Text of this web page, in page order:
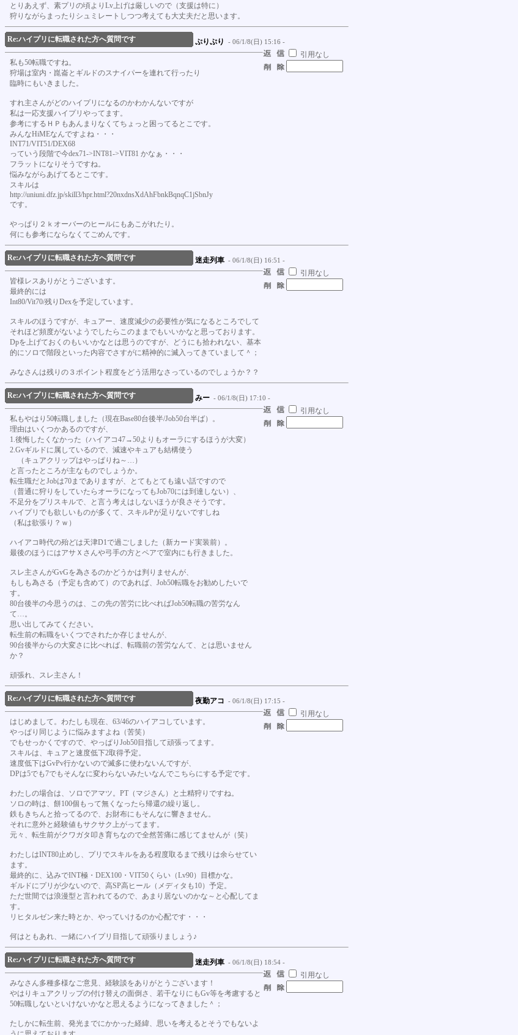
とりあえず、素プリの頃よりLv上げは厳しいので（支援は特に）
狩りながらまったりシュミレートしつつ考えても大丈夫だと思います。
Re:ハイプリに転職された方へ質問です ぷりぷり - 06/1/8(日) 15:16 -
引用なし
私も50転職ですね。
狩場は室内・崑崙とギルドのスナイパーを連れて行ったり
臨時にもいきました。
すれ主さんがどのハイプリになるのかわかんないですが
私は一応支援ハイプリやってます。
参考にするＨＰもあんまりなくてちょっと困ってるとこです。
みんなHiMEなんですよね・・・
INT71/VIT51/DEX68
っていう段階で今dex71->INT81->VIT81 かなぁ・・・
フラットになりそうですね。
悩みながらあげてるとこです。
スキルは
http://uniuni.dfz.jp/skill3/hpr.html?20nxdnsXdAhFbnkBqnqC1jSbnJy
です。
やっぱり２ｋオーバーのヒールにもあこがれたり。
何にも参考にならなくてごめんです。
Re:ハイプリに転職された方へ質問です 迷走列車 - 06/1/8(日) 16:51 -
引用なし
皆様レスありがとうございます。
最終的には
Int80/Vit70/残りDexを予定しています。
スキルのほうですが、キュアー、速度減少の必要性が気になるところでして
それほど頻度がないようでしたらこのままでもいいかなと思っております。
Dpを上げておくのもいいかなとは思うのですが、どうにも拾われない、基本
的にソロで階段といった内容でさすがに精神的に滅入ってきていまして＾；
みなさんは残りの３ポイント程度をどう活用なさっているのでしょうか？？
Re:ハイプリに転職された方へ質問です みー - 06/1/8(日) 17:10 -
引用なし
私もやはり50転職しました（現在Base80台後半/Job50台半ば）。
理由はいくつかあるのですが、
1.後悔したくなかった（ハイアコ47→50よりもオーラにするほうが大変）
2.Gvギルドに属しているので、減速やキュアも結構使う
（キュアクリップはやっぱりね～…）
と言ったところが主なものでしょうか。
転生職だとJobは70までありますが、とてもとても遠い話ですので
（普通に狩りをしていたらオーラになってもJob70には到達しない）、
不足分をプリスキルで、と言う考えはしないほうが良さそうです。
ハイプリでも欲しいものが多くて、スキルPが足りないですしね
（私は欲張り？ｗ）
ハイアコ時代の殆どは天津D1で過ごしました（新カード実装前）。
最後のほうにはアサＸさんや弓手の方とペアで室内にも行きました。
スレ主さんがGvGを為さるのかどうかは判りませんが、
もしも為さる（予定も含めて）のであれば、Job50転職をお勧めしたいで
す。
80台後半の今思うのは、この先の苦労に比べればJob50転職の苦労なん
て…。
思い出してみてください。
転生前の転職をいくつでされたか存じませんが、
90台後半からの大変さに比べれば、転職前の苦労なんて、とは思いません
か？
頑張れ、スレ主さん！
Re:ハイプリに転職された方へ質問です 夜勤アコ - 06/1/8(日) 17:15 -
引用なし
はじめまして。わたしも現在、63/46のハイアコしています。
やっぱり同じように悩みますよね（苦笑）
でもせっかくですので、やっぱりJob50目指して頑張ってます。
スキルは、キュアと速度低下2取得予定。
速度低下はGvPv行かないので滅多に使わないんですが、
DPは5でも7でもそんなに変わらないみたいなんでこちらにする予定です。
わたしの場合は、ソロでアマツ。PT（マジさん）と土精狩りですね。
ソロの時は、餅100個もって無くなったら帰還の繰り返し。
鉄もきちんと拾ってるので、お財布にもそんなに響きません。
それに意外と経験値もサクサク上がってます。
元々、転生前がクワガタ叩き育ちなので全然苦痛に感じてませんが（笑）
わたしはINT80止めし、プリでスキルをある程度取るまで残りは余らせてい
ます。
最終的に、込みでINT極・DEX100・VIT50くらい（Lv90）目標かな。
ギルドにプリが少ないので、高SP高ヒール（メディタも10）予定。
ただ世間では浪漫型と言われてるので、あまり居ないのかな～と心配してま
す。
リヒタルゼン来た時とか、やっていけるのか心配です・・・
何はともあれ、一緒にハイプリ目指して頑張りましょう♪
Re:ハイプリに転職された方へ質問です 迷走列車 - 06/1/8(日) 18:54 -
引用なし
みなさん多種多様なご意見、経験談をありがとうございます！
やはりキュアクリップの付け替えの面倒さ、若干なりにもGv等を考慮すると
50転職しないといけないかなと思えるようになってきました＾；
たしかに転生前、発光までにかかった経緯、思いを考えるとそうでもないよ